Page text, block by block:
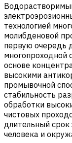
технологией
молибденовой
первую очередь
многопроходной
основе
высокими
промывочной
стабильность
обработки
чистовых
длительный срок
человека и